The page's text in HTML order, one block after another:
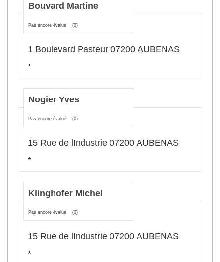
Bouvard Martine
Pas encore évalué (0)
1 Boulevard Pasteur 07200 AUBENAS
*
Nogier Yves
Pas encore évalué (0)
15 Rue de lIndustrie 07200 AUBENAS
*
Klinghofer Michel
Pas encore évalué (0)
15 Rue de lIndustrie 07200 AUBENAS
*